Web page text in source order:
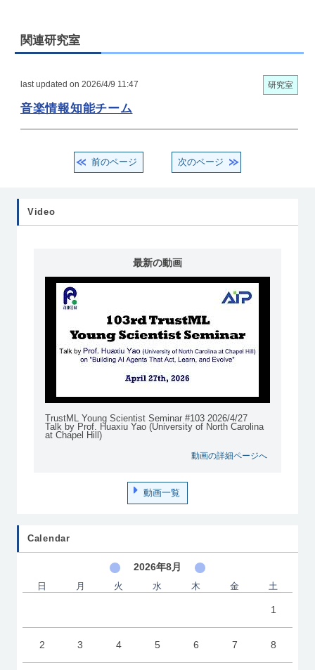
関連研究室
last updated on 2026/4/9 11:47 研究室
音楽情報知能チーム
前のページ 次のページ
Video
最新の動画
TrustML Young Scientist Seminar #103 2026/4/27
Talk by Prof. Huaxiu Yao (University of North Carolina
at Chapel Hill)
動画の詳細ページへ
動画一覧
Calendar
2026年8月
日 月 火 水 木 金 土
1
2 3 4 5 6 7 8